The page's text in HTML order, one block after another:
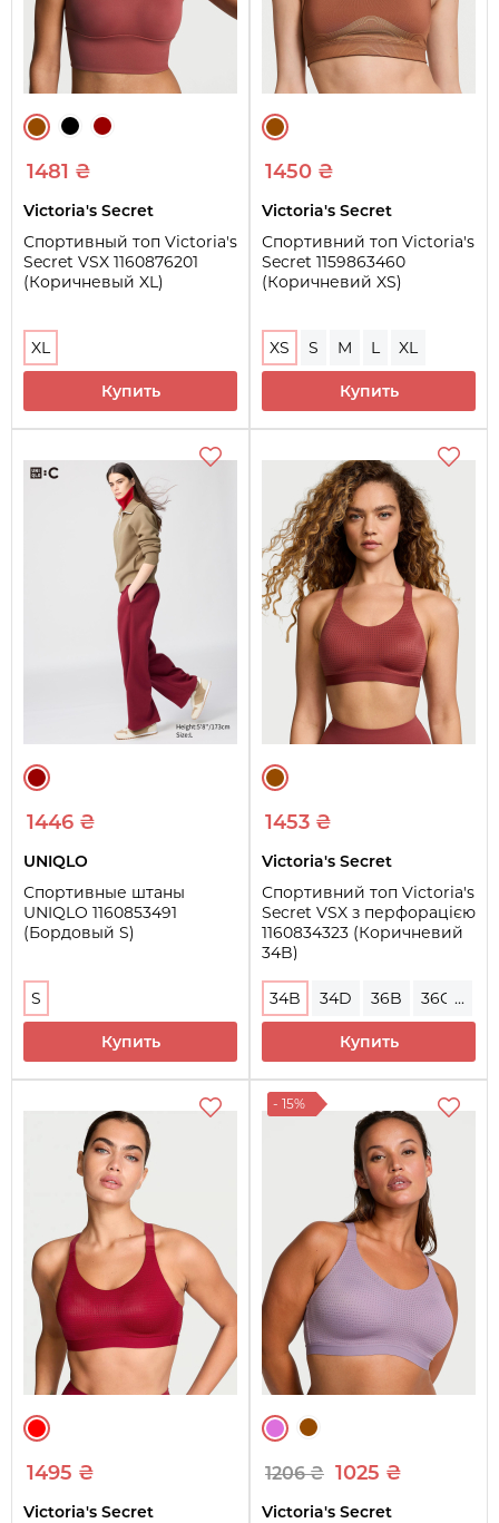
1481 ₴
Victoria's Secret
Спортивный топ Victoria's
Secret VSX 1160876201
(Коричневый XL)
XL
Купить
1450 ₴
Victoria's Secret
Спортивний топ Victoria's
Secret 1159863460
(Коричневий XS)
XS S M L XL
Купить
1446 ₴
UNIQLO
Спортивные штаны
UNIQLO 1160853491
(Бордовый S)
S
Купить
1453 ₴
Victoria's Secret
Спортивний топ Victoria's
Secret VSX з перфорацією
1160834323 (Коричневий
34B)
34B 34D 36B
36C
36DDD
38D
38DD
...
Купить
1495 ₴
Victoria's Secret
- 15%
1206 ₴ 1025 ₴
Victoria's Secret